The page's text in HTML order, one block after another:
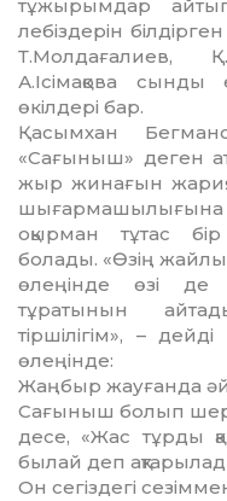
тұжырымдар
лебіздерін
Т.Молдағалиев,
А.Ісімақова
өкілдері бар.
Қасымхан
«Сағыныш» деген
жыр жинағын
шығармашылығына
оқырман тұтас
болады. «Өзің
өлеңінде өзі де
тұратынын
тіршілігім», –
өлеңінде:
Жаңбыр жауғанда
Сағыныш болып
десе, «Жас тұрды
былай деп
Он сегіздегі